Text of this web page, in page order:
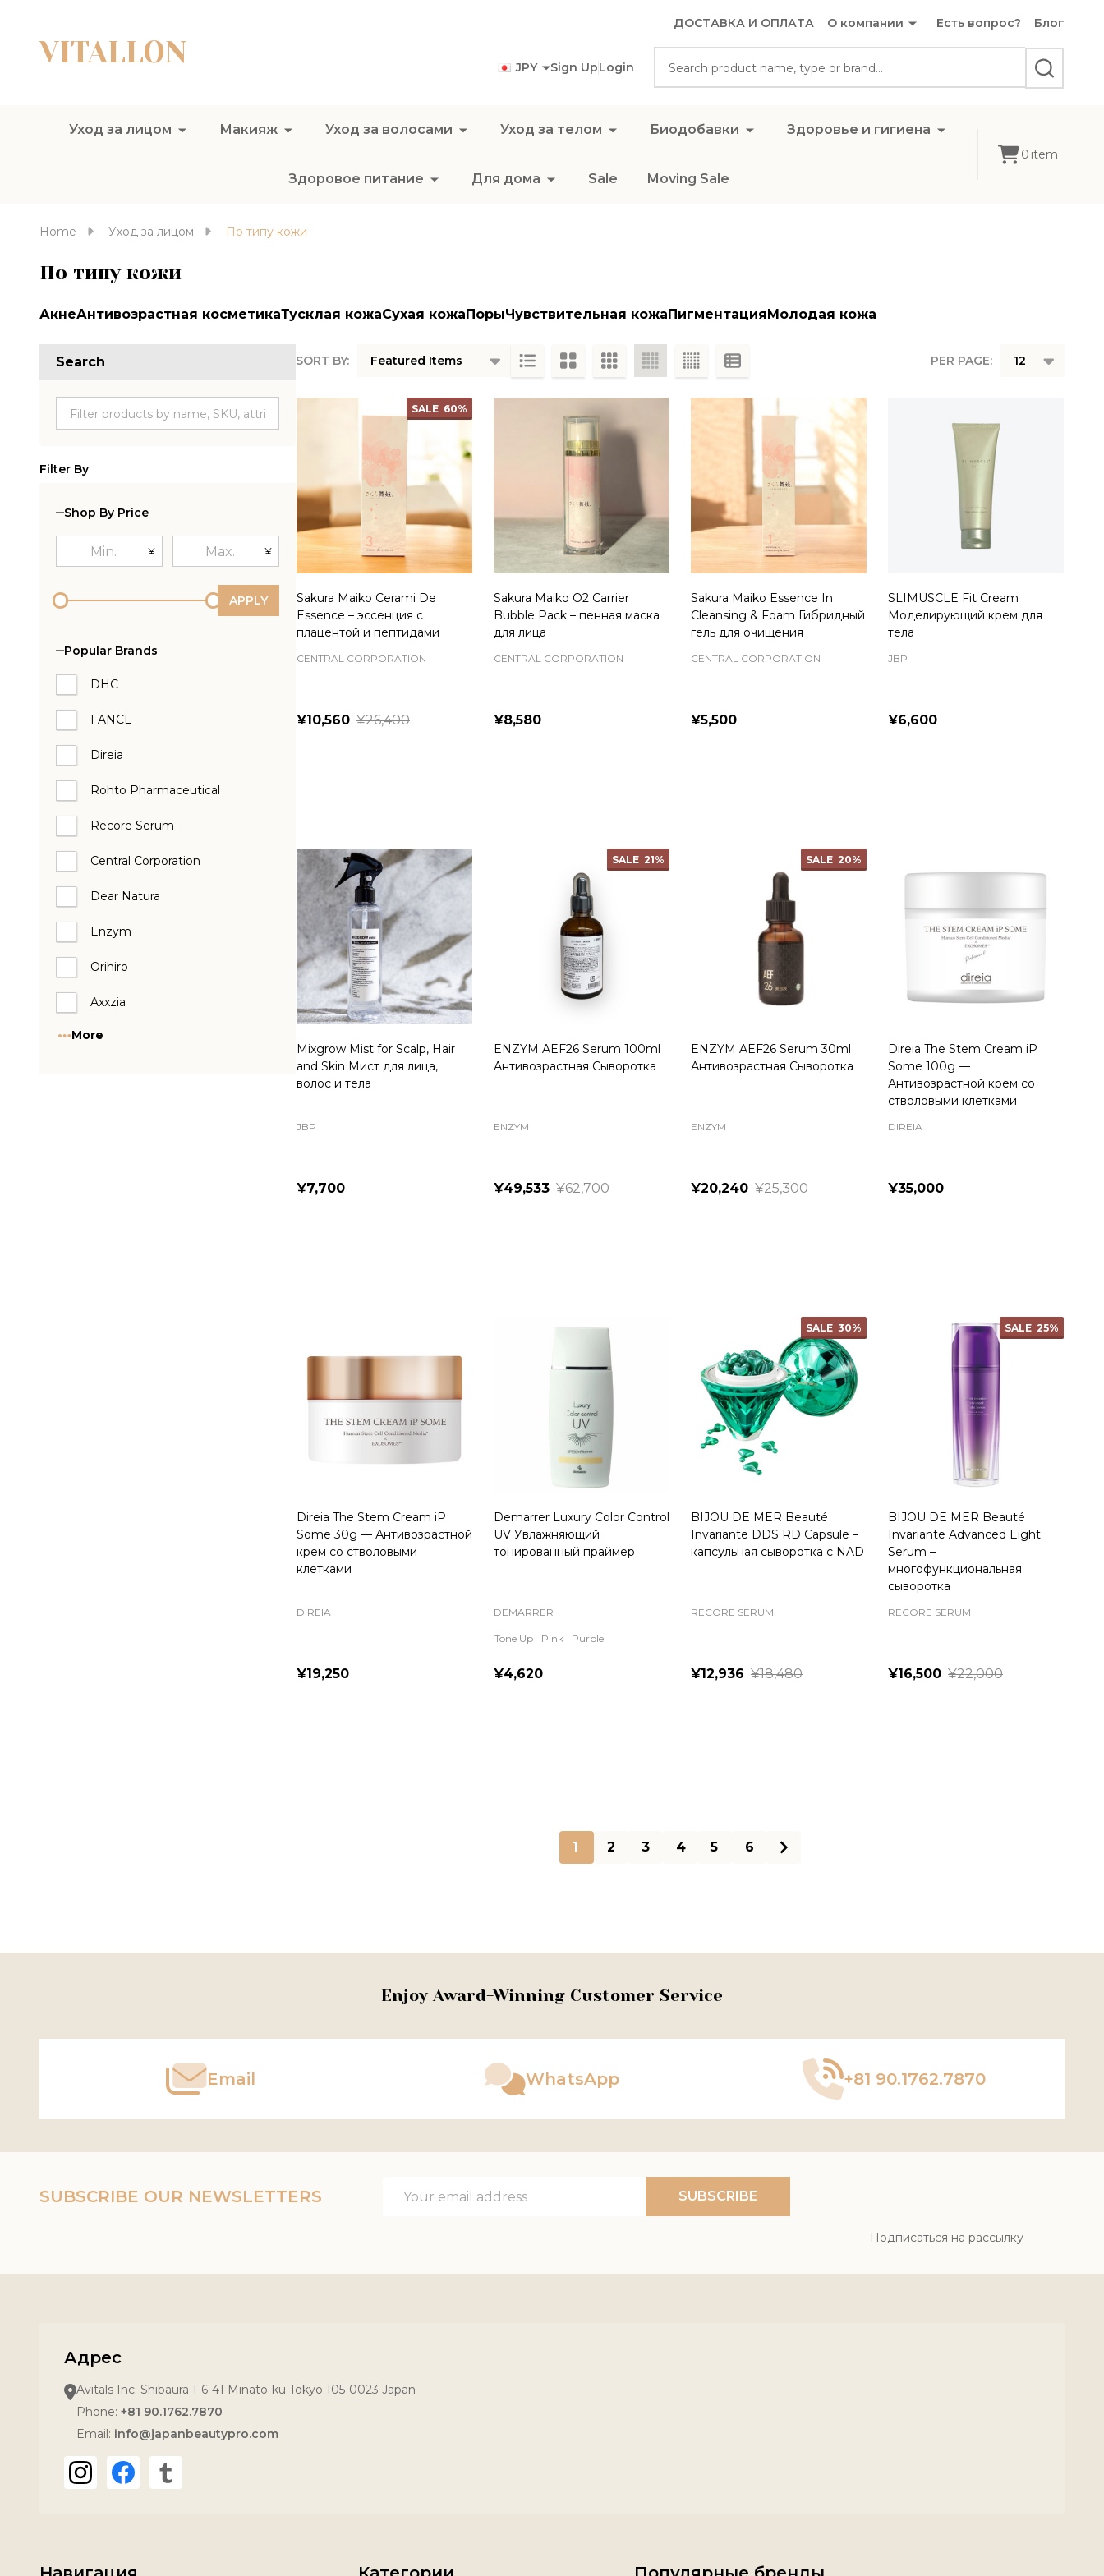
VITALLON
ДОСТАВКА И ОПЛАТА О компании Есть вопрос? Блог
JPY Sign UpLogin
SEARCH
Уход за лицом Макияж Уход за волосами Уход за телом Биодобавки Здоровье и гигиена
Здоровое питание Для дома Sale Moving Sale
0 item
Home Уход за лицом По типу кожи
По типу кожи
АкнеАнтивозрастная косметикаТусклая кожаСухая кожаПорыЧувствительная кожаПигментацияМолодая кожа
Search
Filter By
Shop By Price
¥ ¥
APPLY
Popular Brands
DHC
FANCL
Direia
Rohto Pharmaceutical
Recore Serum
Central Corporation
Dear Natura
Enzym
Orihiro
Axxzia
More
SORT BY: PER PAGE:
SALE 60%
Sakura Maiko Cerami De
Essence – эссенция с
плацентой и пептидами
CENTRAL CORPORATION
¥10,560 ¥26,400
Sakura Maiko O2 Carrier
Bubble Pack – пенная маска
для лица
CENTRAL CORPORATION
¥8,580
Sakura Maiko Essence In
Cleansing & Foam Гибридный
гель для очищения
CENTRAL CORPORATION
¥5,500
SLIMUSCLE Fit Cream
Моделирующий крем для
тела
JBP
¥6,600
Mixgrow Mist for Scalp, Hair
and Skin Мист для лица,
волос и тела
JBP
¥7,700
SALE 21%
ENZYM AEF26 Serum 100ml
Антивозрастная Сыворотка
ENZYM
¥49,533 ¥62,700
SALE 20%
ENZYM AEF26 Serum 30ml
Антивозрастная Сыворотка
ENZYM
¥20,240 ¥25,300
Direia The Stem Cream iP
Some 100g —
Антивозрастной крем со
стволовыми клетками
DIREIA
¥35,000
Direia The Stem Cream iP
Some 30g — Антивозрастной
крем со стволовыми
клетками
DIREIA
¥19,250
Demarrer Luxury Color Control
UV Увлажняющий
тонированный праймер
DEMARRER
Tone Up Pink Purple
¥4,620
SALE 30%
BIJOU DE MER Beauté
Invariante DDS RD Capsule –
капсульная сыворотка с NAD
RECORE SERUM
¥12,936 ¥18,480
SALE 25%
BIJOU DE MER Beauté
Invariante Advanced Eight
Serum –
многофункциональная
сыворотка
RECORE SERUM
¥16,500 ¥22,000
1 2 3 4 5 6
Enjoy Award-Winning Customer Service
Email WhatsApp +81 90.1762.7870
SUBSCRIBE OUR NEWSLETTERS
Address
SUBSCRIBE
Подписаться на рассылку
Адрес
Avitals Inc. Shibaura 1-6-41 Minato-ku Tokyo 105-0023 Japan
Phone: +81 90.1762.7870
Email: info@japanbeautypro.com